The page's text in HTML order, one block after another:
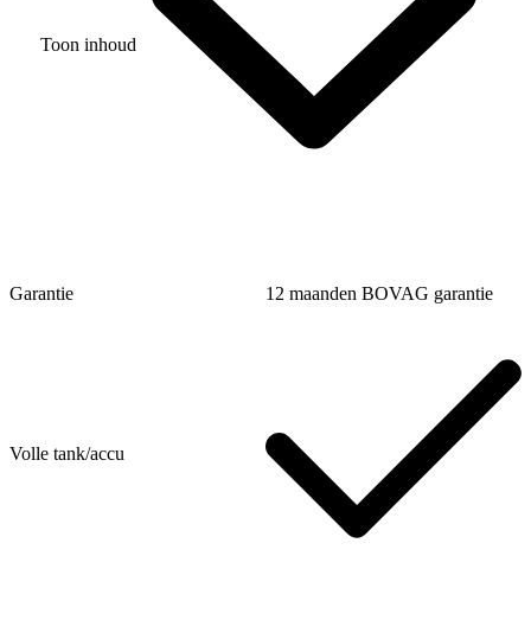
Toon inhoud
Garantie 12 maanden BOVAG garantie
Volle tank/accu